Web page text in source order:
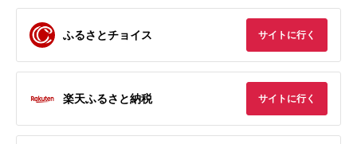
ふるさとチョイス サイトに行く
楽天ふるさと納税 サイトに行く